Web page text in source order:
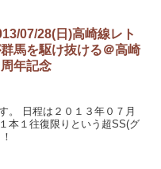
07/28(日)高崎線レト
馬を駆け抜ける＠高崎
年記念
。 日程は２０１３年０７月
本１往復限りという超SS(グ